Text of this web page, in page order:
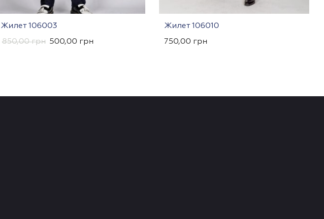
Жилет 106003
850,00грн 500,00 грн
Жилет 106010
750,00 грн